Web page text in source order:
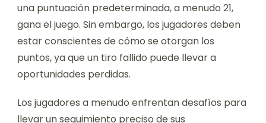
una puntuación predeterminada, a menudo 21,
gana el juego. Sin embargo, los jugadores deben
estar conscientes de cómo se otorgan los
puntos, ya que un tiro fallido puede llevar a
oportunidades perdidas.
Los jugadores a menudo enfrentan desafíos para
llevar un seguimiento preciso de sus